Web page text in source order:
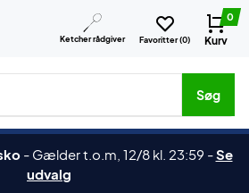
Ketcher rådgiver Favoritter (0)
0
Kurv
mærker etc.
Søg
- Gælder t.o.m, 12/8 kl. 23:59 -Se
udvalg